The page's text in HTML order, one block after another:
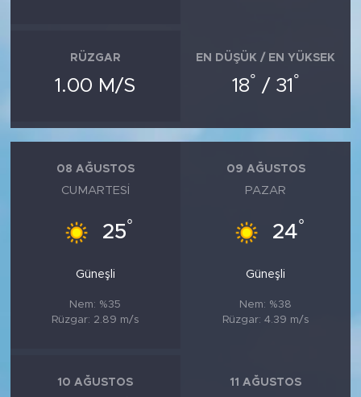
RÜZGAR
1.00 M/S
EN DÜŞÜK / EN YÜKSEK
18° / 31 °
08 AĞUSTOS
CUMARTESI
25°
Güneşli
Nem: %35
Rüzgar: 2.89 m/s
09 AĞUSTOS
PAZAR
24°
Güneşli
Nem: %38
Rüzgar: 4.39 m/s
10 AĞUSTOS 11 AĞUSTOS
SİYASET
FOTO GALERİ
ALINTI YAZARLAR